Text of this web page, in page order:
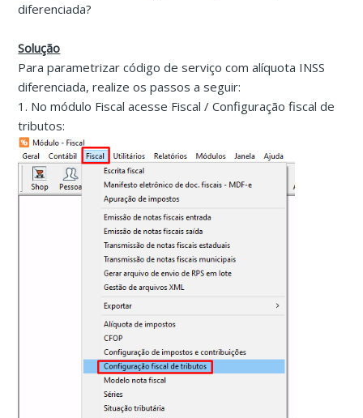
diferenciada?
Solução
Para parametrizar código de serviço com alíquota INSS
diferenciada, realize os passos a seguir:
1. No módulo Fiscal acesse Fiscal / Configuração fiscal de
tributos: